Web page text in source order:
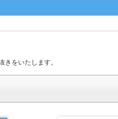
きをいたします。